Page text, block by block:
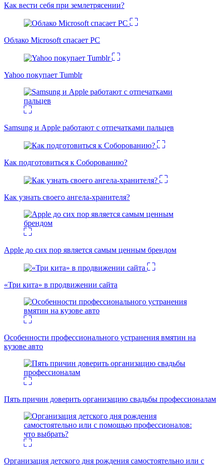
Как вести себя при землетрясении?
Облако Microsoft спасает PC
Yahoo покупает Tumblr
Samsung и Apple работают с отпечатками пальцев
Как подготовиться к Соборованию?
Как узнать своего ангела-хранителя?
Apple до сих пор является самым ценным брендом
«Три кита» в продвижении сайта
Особенности профессионального устранения вмятин на
кузове авто
Пять причин доверить организацию свадьбы профессионалам
Организация детского дня рождения самостоятельно или с